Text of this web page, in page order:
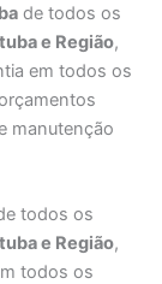
de todos os
e Região,
em todos os
manutenção
todos os
e Região,
todos os